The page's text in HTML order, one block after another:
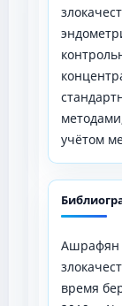
учётом
Ашрафян
время